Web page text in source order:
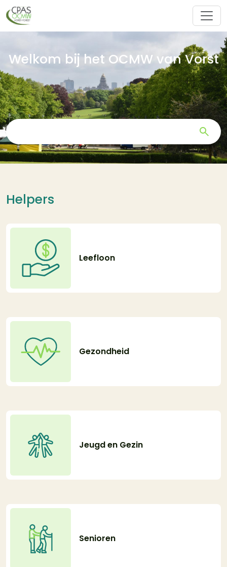
Overslaan en naar de inhoud gaan
Welkom bij het OCMW van Vorst
Helpers
Leefloon
Gezondheid
Jeugd en Gezin
Senioren